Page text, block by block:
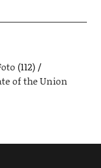
(112)
of the Union